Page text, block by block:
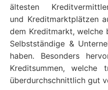
ältesten
und Kreditmarktplätzen
dem Kreditmarkt, welche
Selbstständige &
haben. Besonders
Kreditsummen, welche
überdurchschnittlich gut